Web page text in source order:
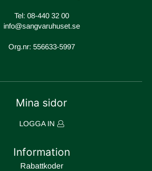
Tel: 08-440 32 00
info@sangvaruhuset.se
Org.nr: 556633-5997
Mina sidor
LOGGA IN
Information
Rabattkoder